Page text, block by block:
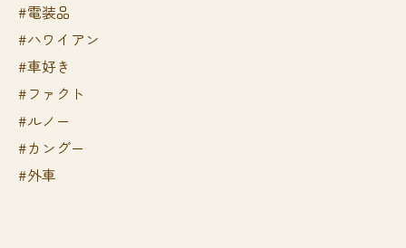
#電装品
#ハワイアン
#車好き
#ファクト
#ルノー
#カングー
#外車